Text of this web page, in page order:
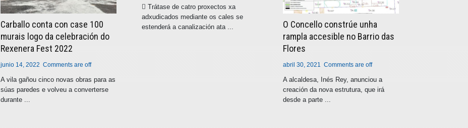
O Concello constrúe unha
rampla accesible no Barrio das
Flores
abril 30, 2021 Comments are off
A alcaldesa, Inés Rey, anunciou a
creación da nova estrutura, que irá
desde a parte ...
 Trátase de catro proxectos xa
adxudicados mediante os cales se
estenderá a canalización ata ...
Carballo conta con case 100
murais logo da celebración do
Rexenera Fest 2022
junio 14, 2022 Comments are off
A vila gañou cinco novas obras para as
súas paredes e volveu a converterse
durante ...